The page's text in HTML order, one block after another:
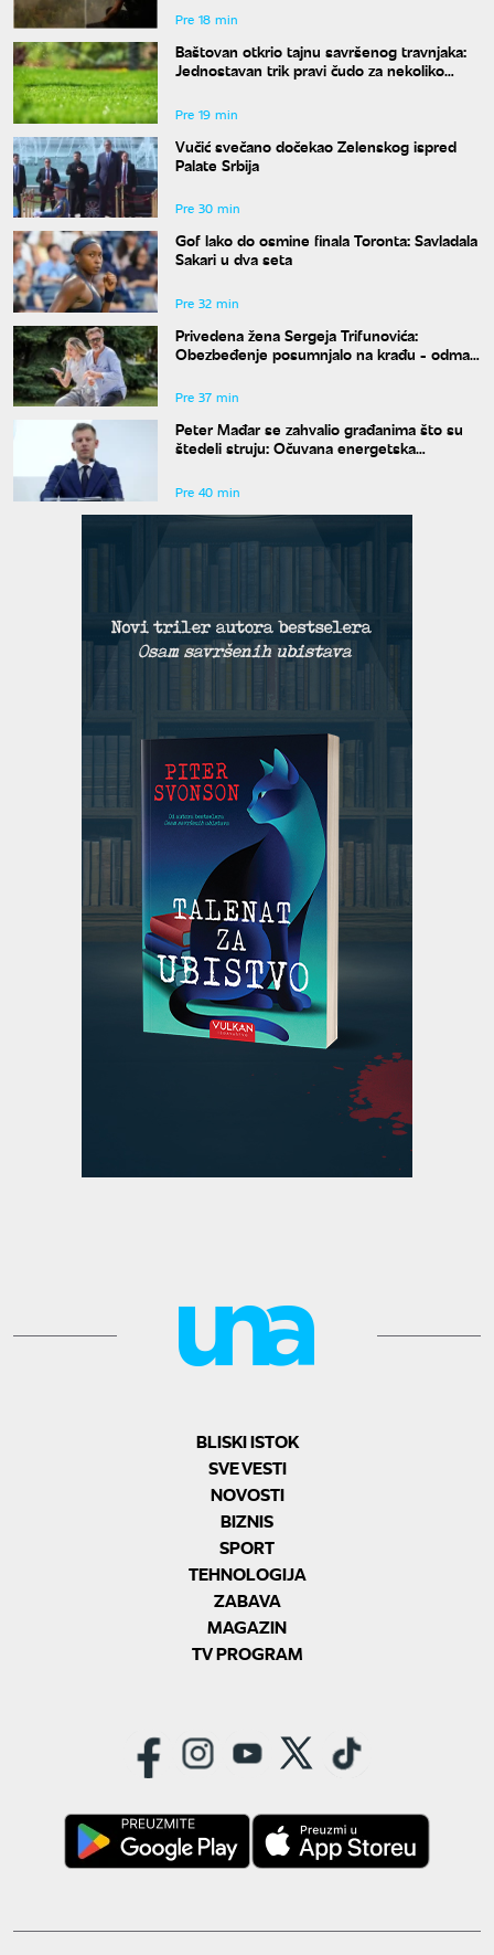
stihijom
Pre 18 min
Baštovan otkrio tajnu savršenog travnjaka:
Jednostavan trik pravi čudo za nekoliko
Pre 19 min
Vučić svečano dočekao Zelenskog ispred
Palate Srbija
Pre 30 min
Gof lako do osmine finala Toronta: Savladala
Sakari u dva seta
Pre 32 min
Privedena žena Sergeja Trifunovića:
Obezbeđenje posumnjalo na krađu - odmah
Pre 37 min
Peter Mađar se zahvalio građanima što su
štedeli struju: Očuvana energetska
Pre 40 min
BLISKI ISTOK
SVE VESTI
NOVOSTI
BIZNIS
SPORT
TEHNOLOGIJA
ZABAVA
MAGAZIN
TV PROGRAM